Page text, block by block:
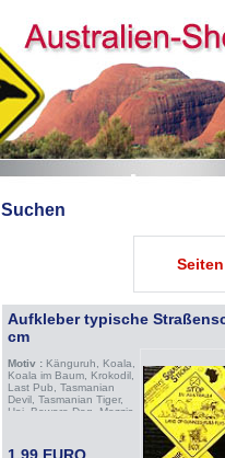
Suchen
Aufkleber typische
cm
Motiv : Känguruh, Koala,
Koala im Baum, Krokodil,
Last Pub, Tasmanian
Devil, Tasmanian Tiger,
Hai, Beware Dog, Mozzis,
Platipus, Kiwi, Horses,
1.99 EURO